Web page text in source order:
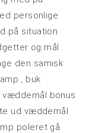
personlige
på situation
og mål .
den samisk
, buk
bonus
ud væddemål
poleret gå